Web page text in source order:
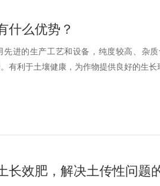
什么优势？
先进的生产工艺和设备，纯度较高、杂
有利于土壤健康，为作物提供良好的生
长效肥，解决土传性问题